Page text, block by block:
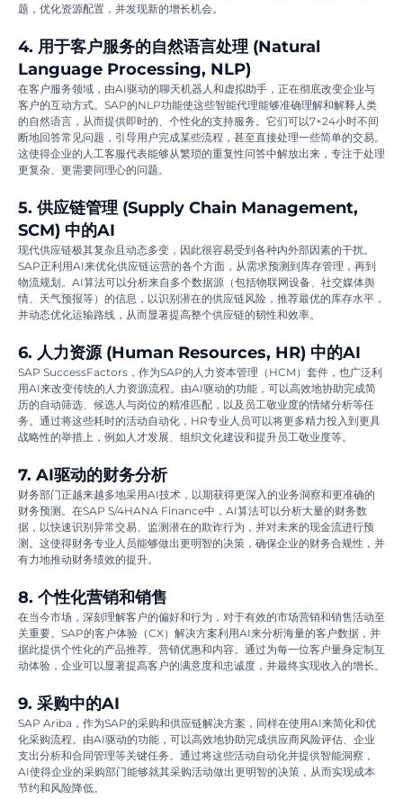
题，优化资源配置，并发现新的增长机会。
4. 用于客户服务的自然语言处理 (Natural
Language Processing, NLP)
在客户服务领域，由AI驱动的聊天机器人和虚拟助手，正在彻底改变企业与
客户的互动方式。SAP的NLP功能使这些智能代理能够准确理解和解释人类
的自然语言，从而提供即时的、个性化的支持服务。它们可以7×24小时不间
断地回答常见问题，引导用户完成某些流程，甚至直接处理一些简单的交易。
这使得企业的人工客服代表能够从繁琐的重复性问答中解放出来，专注于处理
更复杂、更需要同理心的问题。
5. 供应链管理 (Supply Chain Management,
SCM) 中的AI
现代供应链极其复杂且动态多变，因此很容易受到各种内外部因素的干扰。
SAP正利用AI来优化供应链运营的各个方面，从需求预测到库存管理，再到
物流规划。AI算法可以分析来自多个数据源（包括物联网设备、社交媒体舆
情、天气预报等）的信息，以识别潜在的供应链风险，推荐最优的库存水平，
并动态优化运输路线，从而显著提高整个供应链的韧性和效率。
6. 人力资源 (Human Resources, HR) 中的AI
SAP SuccessFactors，作为SAP的人力资本管理（HCM）套件，也广泛利
用AI来改变传统的人力资源流程。由AI驱动的功能，可以高效地协助完成简
历的自动筛选、候选人与岗位的精准匹配，以及员工敬业度的情绪分析等任
务。通过将这些耗时的活动自动化，HR专业人员可以将更多精力投入到更具
战略性的举措上，例如人才发展、组织文化建设和提升员工敬业度等。
7. AI驱动的财务分析
财务部门正越来越多地采用AI技术，以期获得更深入的业务洞察和更准确的
财务预测。在SAP S/4HANA Finance中，AI算法可以分析大量的财务数
据，以快速识别异常交易、监测潜在的欺诈行为，并对未来的现金流进行预
测。这使得财务专业人员能够做出更明智的决策，确保企业的财务合规性，并
有力地推动财务绩效的提升。
8. 个性化营销和销售
在当今市场，深刻理解客户的偏好和行为，对于有效的市场营销和销售活动至
关重要。SAP的客户体验（CX）解决方案利用AI来分析海量的客户数据，并
据此提供个性化的产品推荐、营销优惠和内容。通过为每一位客户量身定制互
动体验，企业可以显著提高客户的满意度和忠诚度，并最终实现收入的增长。
9. 采购中的AI
SAP Ariba，作为SAP的采购和供应链解决方案，同样在使用AI来简化和优
化采购流程。由AI驱动的功能，可以高效地协助完成供应商风险评估、企业
支出分析和合同管理等关键任务。通过将这些活动自动化并提供智能洞察，
AI使得企业的采购部门能够就其采购活动做出更明智的决策，从而实现成本
节约和风险降低。